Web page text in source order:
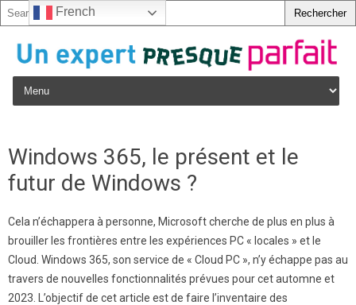
Skip to content
Windows 365, le présent et le
futur de Windows ?
Cela n’échappera à personne, Microsoft cherche de plus en plus à
brouiller les frontières entre les expériences PC « locales » et le
Cloud. Windows 365, son service de « Cloud PC », n’y échappe pas au
travers de nouvelles fonctionnalités prévues pour cet automne et
2023. L’objectif de cet article est de faire l’inventaire des
French